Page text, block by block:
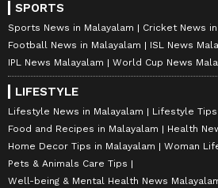
SPORTS
Sports News in Malayalam
Cricket News
Football News in Malayalam
ISL News
IPL News Malayalam
World Cup News
LIFESTYLE
Lifestyle News in Malayalam
Lifestyle
Food and Recipes in Malayalam
Health
Home Decor Tips in Malayalam
Woman
Pets & Animals Care Tips
Well-being & Mental Health News